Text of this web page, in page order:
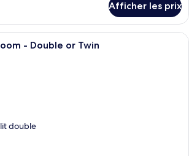
Afficher les prix
Une chambre d’hôtel moderne
- Double or Twin
lit double